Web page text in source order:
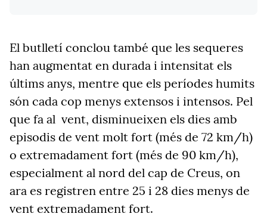
El butlletí conclou també que les sequeres
han augmentat en durada i intensitat els
últims anys, mentre que els períodes humits
són cada cop menys extensos i intensos. Pel
que fa al vent, disminueixen els dies amb
episodis de vent molt fort (més de 72 km/h)
o extremadament fort (més de 90 km/h),
especialment al nord del cap de Creus, on
ara es registren entre 25 i 28 dies menys de
vent extremadament fort.